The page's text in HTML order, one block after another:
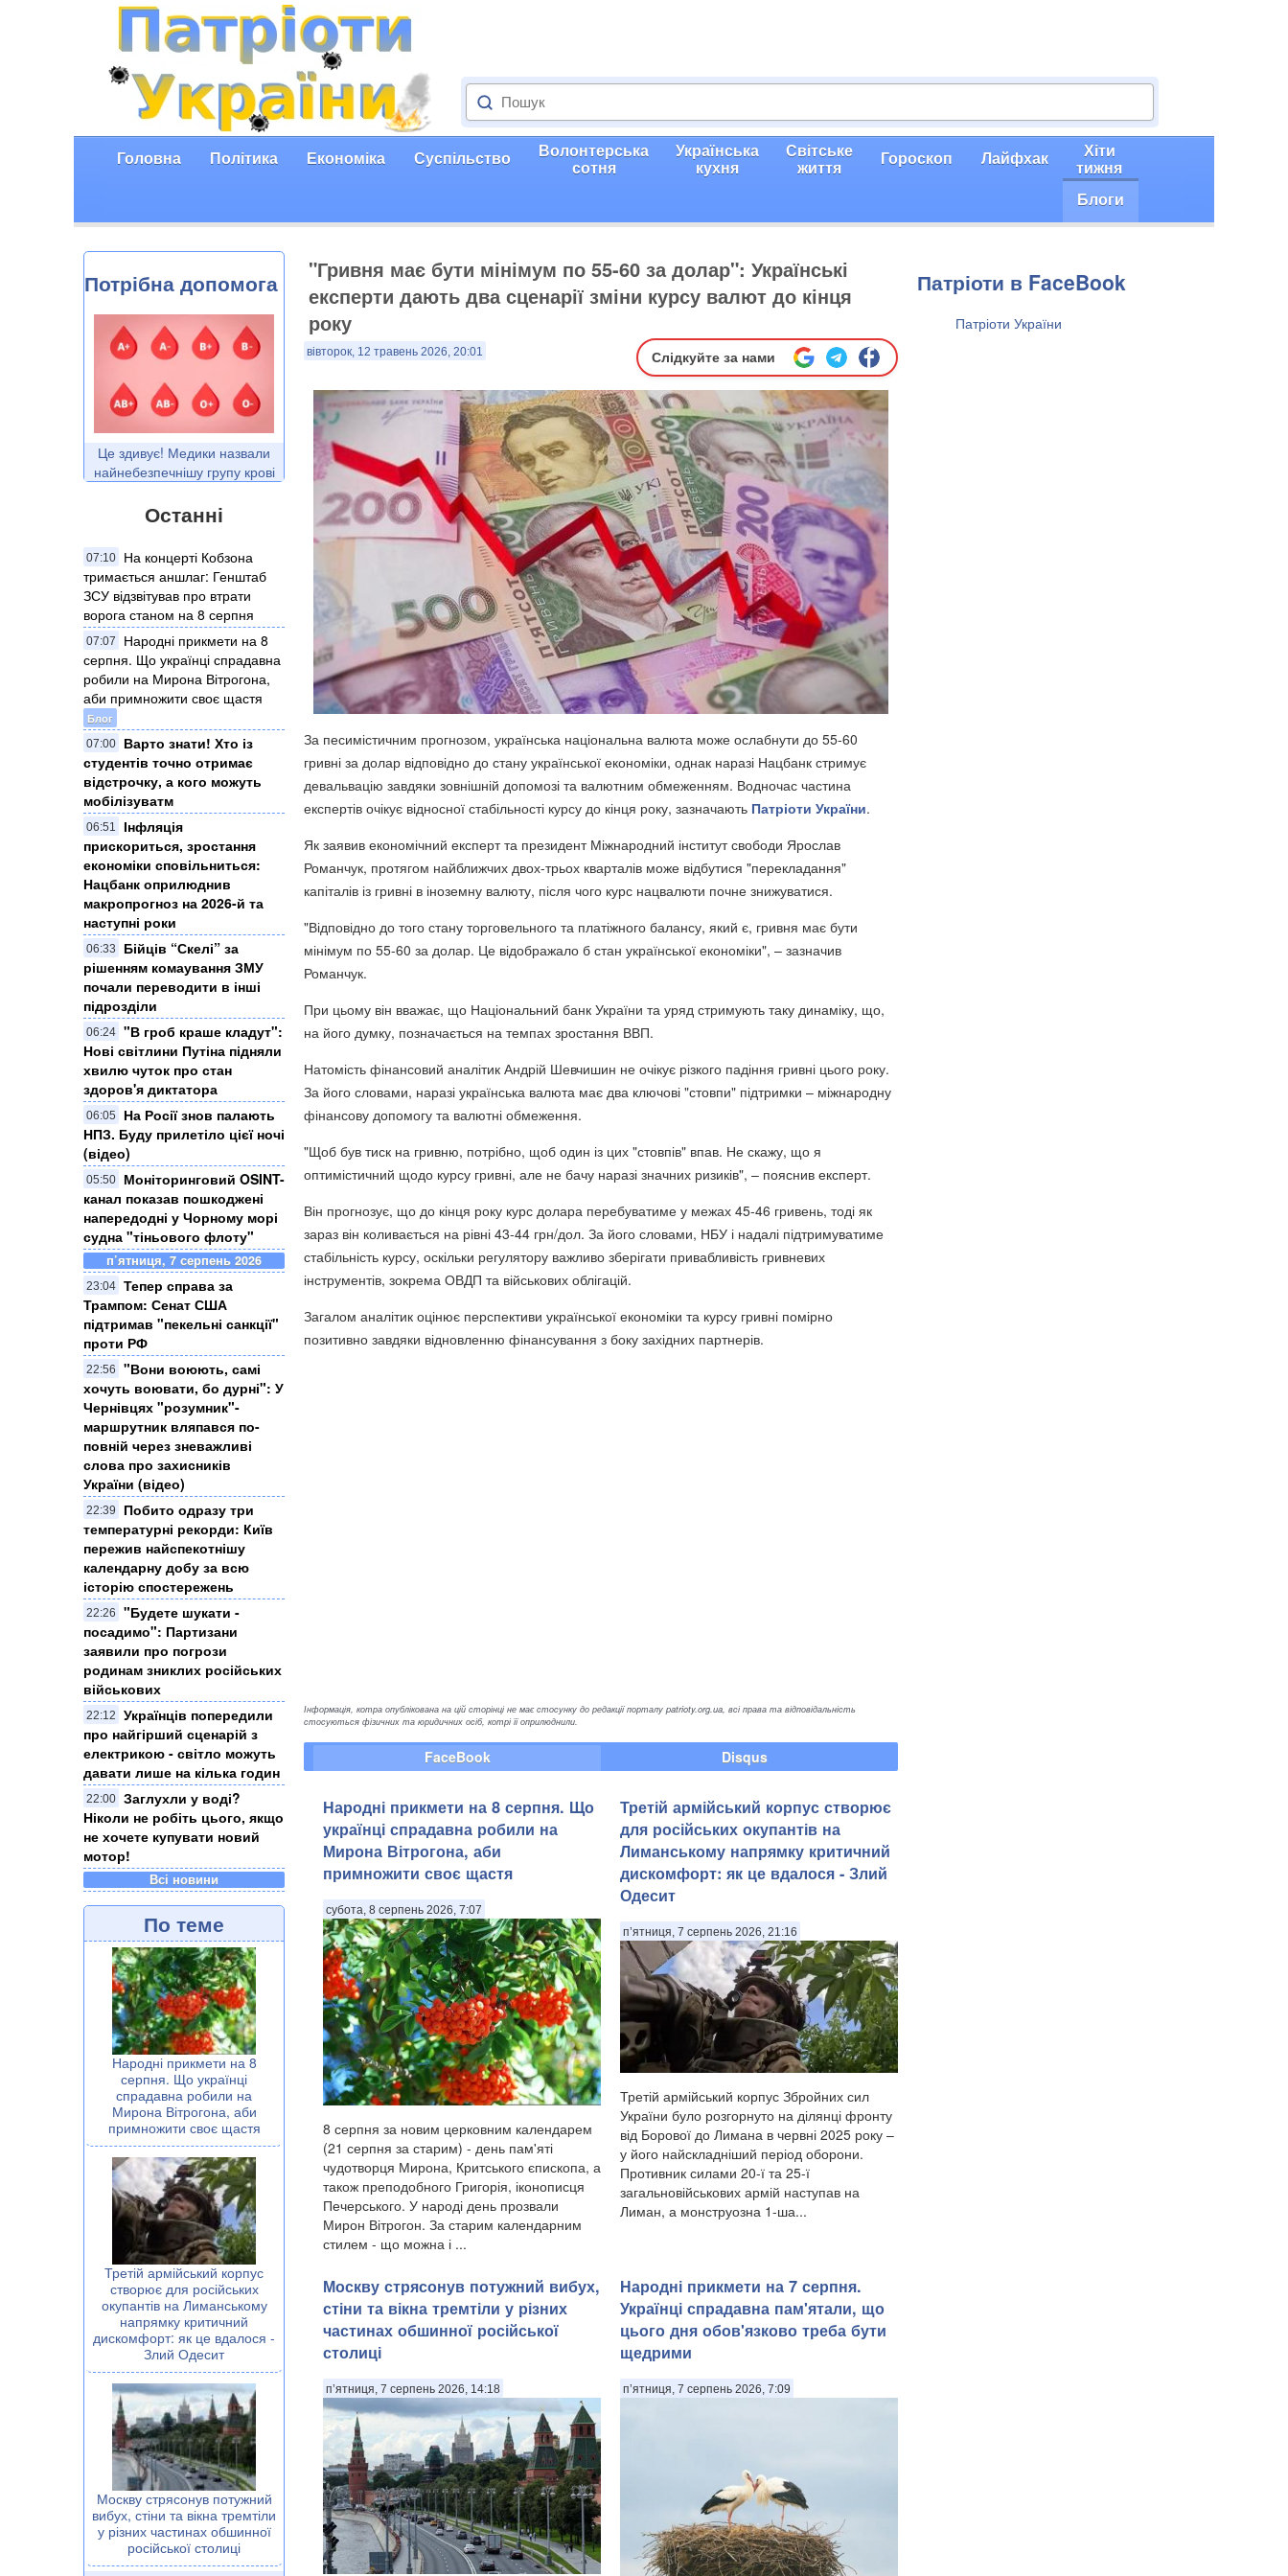
Головна Політика Економіка Суспільство Волонтерська
сотня
Українська
кухня
Світське
життя Гороскоп Лайфхак Хіти
тижня
Блоги
Потрібна допомога
Це здивує! Медики назвали
найнебезпечнішу групу крові
Останні
07:10
На концерті Кобзона
тримається аншлаг: Генштаб
ЗСУ відзвітував про втрати
ворога станом на 8 серпня
07:07
Народні прикмети на 8
серпня. Що українці спрадавна
робили на Мирона Вітрогона,
аби примножити своє щастя
Блог
07:00
Варто знати! Хто із
студентів точно отримає
відстрочку, а кого можуть
мобілізуватм
06:51
Інфляція
прискориться, зростання
економіки сповільниться:
Нацбанк оприлюднив
макропрогноз на 2026-й та
наступні роки
06:33
Бійців “Скелі” за
рішенням комаування ЗМУ
почали переводити в інші
підрозділи
06:24 "В гроб краше кладут":
Нові світлини Путіна підняли
хвилю чуток про стан
здоров'я диктатора
06:05
На Росії знов палають
НПЗ. Буду прилетіло цієї ночі
(відео)
05:50
Моніторинговий OSINT-
канал показав пошкоджені
напередодні у Чорному морі
судна "тіньового флоту"
п’ятниця, 7 серпень 2026
23:04 Тепер справа за
Трампом: Сенат США
підтримав "пекельні санкції"
проти РФ
22:56
​"Вони воюють, самі
хочуть воювати, бо дурні": У
Чернівцях "розумник"-
маршрутник вляпався по-
повній через зневажливі
слова про захисників
України (відео)
22:39
Побито одразу три
температурні рекорди: Київ
пережив найспекотнішу
календарну добу за всю
історію спостережень
22:26
"Будете шукати -
посадимо": Партизани
заявили про погрози
родинам зниклих російських
військових
22:12
Українців попередили
про найгірший сценарій з
електрикою - світло можуть
давати лише на кілька годин
22:00 Заглухли у воді?
Ніколи не робіть цього, якщо
не хочете купувати новий
мотор!
Всі новини
По теме
Народні прикмети на 8
серпня. Що українці
спрадавна робили на
Мирона Вітрогона, аби
примножити своє щастя
Третій армійський корпус
створює для російських
окупантів на Лиманському
напрямку критичний
дискомфорт: як це вдалося -
Злий Одесит
Москву стрясонув потужний
вибух, стіни та вікна тремтіли
у різних частинах обшинної
російської столиці
"Гривня має бути мінімум по 55-60 за долар": Українські
експерти дають два сценарії зміни курсу валют до кінця
року
вівторок, 12 травень 2026, 20:01 Слідкуйте за нами
За песимістичним прогнозом, українська національна валюта може ослабнути до 55-60
гривні за долар відповідно до стану української економіки, однак наразі Нацбанк стримує
девальвацію завдяки зовнішній допомозі та валютним обмеженням. Водночас частина
експертів очікує відносної стабільності курсу до кінця року, зазначають Патріоти України.
Як заявив економічний експерт та президент Міжнародний інститут свободи Ярослав
Романчук, протягом найближчих двох-трьох кварталів може відбутися "перекладання"
капіталів із гривні в іноземну валюту, після чого курс нацвалюти почне знижуватися.
"Відповідно до того стану торговельного та платіжного балансу, який є, гривня має бути
мінімум по 55-60 за долар. Це відображало б стан української економіки", – зазначив
Романчук.
При цьому він вважає, що Національний банк України та уряд стримують таку динаміку, що,
на його думку, позначається на темпах зростання ВВП.
Натомість фінансовий аналітик Андрій Шевчишин не очікує різкого падіння гривні цього року.
За його словами, наразі українська валюта має два ключові "стовпи" підтримки – міжнародну
фінансову допомогу та валютні обмеження.
"Щоб був тиск на гривню, потрібно, щоб один із цих "стовпів" впав. Не скажу, що я
оптимістичний щодо курсу гривні, але не бачу наразі значних ризиків", – пояснив експерт.
Він прогнозує, що до кінця року курс долара перебуватиме у межах 45-46 гривень, тоді як
зараз він коливається на рівні 43-44 грн/дол. За його словами, НБУ і надалі підтримуватиме
стабільність курсу, оскільки регулятору важливо зберігати привабливість гривневих
інструментів, зокрема ОВДП та військових облігацій.
Загалом аналітик оцінює перспективи української економіки та курсу гривні помірно
позитивно завдяки відновленню фінансування з боку західних партнерів.
Інформація, котра опублікована на цій сторінці не має стосунку до редакції порталу patrioty.org.ua, всі права та відповідальність
стосуються фізичних та юридичних осіб, котрі її оприлюднили.
FaceBook Disqus
Народні прикмети на 8 серпня. Що
українці спрадавна робили на
Мирона Вітрогона, аби
примножити своє щастя
субота, 8 серпень 2026, 7:07
8 серпня за новим церковним календарем
(21 серпня за старим) - день пам'яті
чудотворця Мирона, Критського єпископа, а
також преподобного Григорія, іконописця
Печерського. У народі день прозвали
Мирон Вітрогон. За старим календарним
стилем - що можна і ...
Третій армійський корпус створює
для російських окупантів на
Лиманському напрямку критичний
дискомфорт: як це вдалося - Злий
Одесит
п’ятниця, 7 серпень 2026, 21:16
Третій армійський корпус Збройних сил
України було розгорнуто на ділянці фронту
від Борової до Лимана в червні 2025 року –
у його найскладніший період оборони.
Противник силами 20-ї та 25-ї
загальновійськових армій наступав на
Лиман, а монструозна 1-ша...
Москву стрясонув потужний вибух,
стіни та вікна тремтіли у різних
частинах обшинної російської
столиці
п’ятниця, 7 серпень 2026, 14:18
Народні прикмети на 7 серпня.
Українці спрадавна пам'ятали, що
цього дня обов'язково треба бути
щедрими
п’ятниця, 7 серпень 2026, 7:09
Патріоти в FaceBook
Патріоти України